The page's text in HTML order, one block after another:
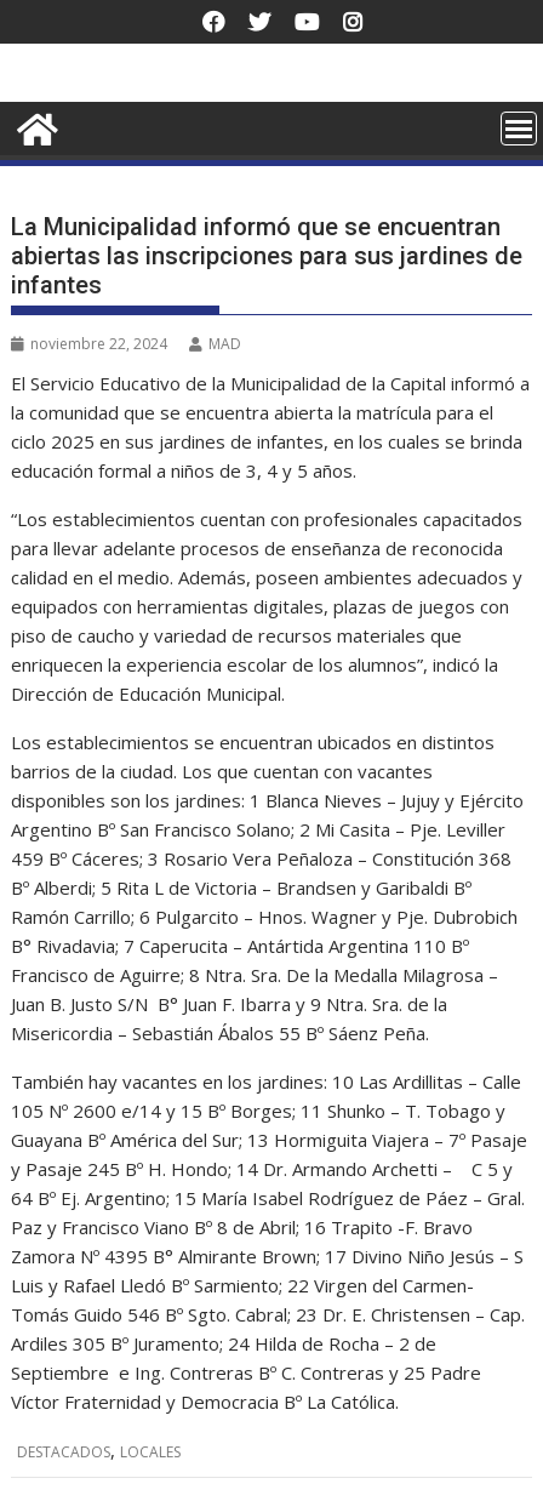
al
La Municipalidad informó que se encuentran
abiertas las inscripciones para sus jardines de
infantes
noviembre 22, 2024 MAD
El Servicio Educativo de la Municipalidad de la Capital informó a
la comunidad que se encuentra abierta la matrícula para el
ciclo 2025 en sus jardines de infantes, en los cuales se brinda
educación formal a niños de 3, 4 y 5 años.
“Los establecimientos cuentan con profesionales capacitados
para llevar adelante procesos de enseñanza de reconocida
calidad en el medio. Además, poseen ambientes adecuados y
equipados con herramientas digitales, plazas de juegos con
piso de caucho y variedad de recursos materiales que
enriquecen la experiencia escolar de los alumnos”, indicó la
Dirección de Educación Municipal.
Los establecimientos se encuentran ubicados en distintos
barrios de la ciudad. Los que cuentan con vacantes
disponibles son los jardines: 1 Blanca Nieves – Jujuy y Ejército
Argentino Bº San Francisco Solano; 2 Mi Casita – Pje. Leviller
459 Bº Cáceres; 3 Rosario Vera Peñaloza – Constitución 368
Bº Alberdi; 5 Rita L de Victoria – Brandsen y Garibaldi Bº
Ramón Carrillo; 6 Pulgarcito – Hnos. Wagner y Pje. Dubrobich
B° Rivadavia; 7 Caperucita – Antártida Argentina 110 Bº
Francisco de Aguirre; 8 Ntra. Sra. De la Medalla Milagrosa –
Juan B. Justo S/N B° Juan F. Ibarra y 9 Ntra. Sra. de la
Misericordia – Sebastián Ábalos 55 Bº Sáenz Peña.
También hay vacantes en los jardines: 10 Las Ardillitas – Calle
105 Nº 2600 e/14 y 15 Bº Borges; 11 Shunko – T. Tobago y
Guayana Bº América del Sur; 13 Hormiguita Viajera – 7º Pasaje
y Pasaje 245 Bº H. Hondo; 14 Dr. Armando Archetti – C 5 y
64 Bº Ej. Argentino; 15 María Isabel Rodríguez de Páez – Gral.
Paz y Francisco Viano Bº 8 de Abril; 16 Trapito -F. Bravo
Zamora Nº 4395 B° Almirante Brown; 17 Divino Niño Jesús – S
Luis y Rafael Lledó Bº Sarmiento; 22 Virgen del Carmen-
Tomás Guido 546 Bº Sgto. Cabral; 23 Dr. E. Christensen – Cap.
Ardiles 305 Bº Juramento; 24 Hilda de Rocha – 2 de
Septiembre e Ing. Contreras Bº C. Contreras y 25 Padre
Víctor Fraternidad y Democracia Bº La Católica.
DESTACADOS, LOCALES